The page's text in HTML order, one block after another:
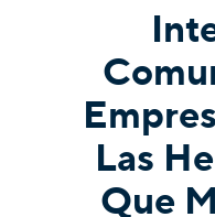
Las
Que